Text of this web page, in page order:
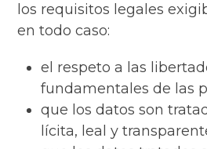
los requisitos legales
en todo caso:
el respeto a las
fundamentales de las
que los datos son
lícita, leal y